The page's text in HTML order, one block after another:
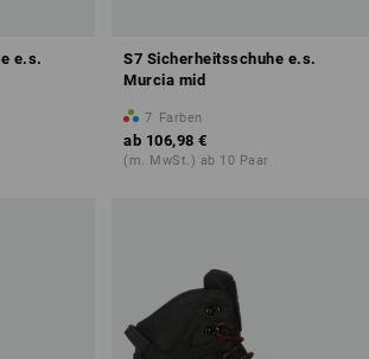
e.s.
S7 Sicherheitsschuhe e.s.
Murcia mid
7 Farben
ab 106,98 €
(m. MwSt.) ab 10 Paar